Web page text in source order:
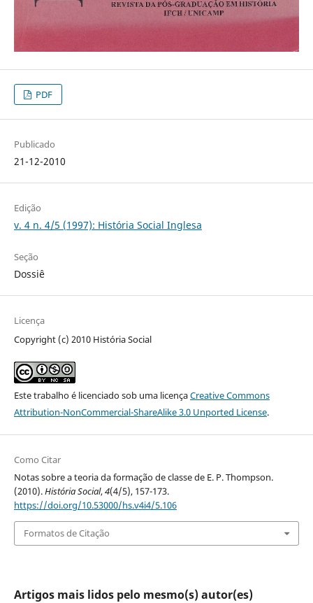
PDF
Publicado
21-12-2010
Edição
v. 4 n. 4/5 (1997): História Social Inglesa
Seção
Dossiê
Licença
Copyright (c) 2010 História Social
Este trabalho é licenciado sob uma licençaCreative Commons
Attribution-NonCommercial-ShareAlike 3.0 Unported License.
Como Citar
Notas sobre a teoria da formação de classe de E. P. Thompson.
(2010).História Social,4(4/5), 157-173.
https://doi.org/10.53000/hs.v4i4/5.106
Formatos de Citação
Artigos mais lidos pelo mesmo(s) autor(es)